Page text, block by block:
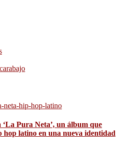
Pura Neta’, un álbum que
hop latino en una nueva identidad